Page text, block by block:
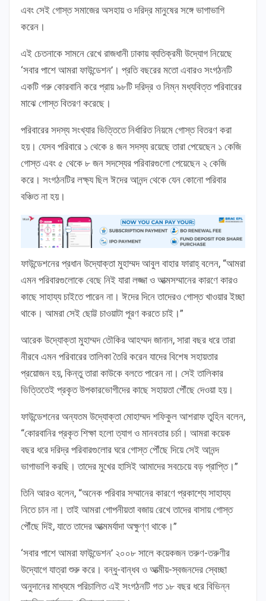
এবং সেই গোস্ত সমাজের অসহায় ও দরিদ্র মানুষের সঙ্গে ভাগাভাগি
করেন।
এই চেতনাকে সামনে রেখে রাজধানী ঢাকায় ব্যতিক্রমী উদ্যোগ নিয়েছে
‘সবার পাশে আমরা ফাউন্ডেশন’। প্রতি বছরের মতো এবারও সংগঠনটি
একটি গরু কোরবানি করে প্রায় ৯৮টি দরিদ্র ও নিম্ন মধ্যবিত্ত পরিবারের
মাঝে গোস্ত বিতরণ করেছে।
পরিবারের সদস্য সংখ্যার ভিত্তিতে নির্ধারিত নিয়মে গোস্ত বিতরণ করা
হয়। যেসব পরিবারে ১ থেকে ৪ জন সদস্য রয়েছে তারা পেয়েছেন ১ কেজি
গোস্ত এবং ৫ থেকে ৮ জন সদস্যের পরিবারগুলো পেয়েছেন ২ কেজি
করে। সংগঠনটির লক্ষ্য ছিল ঈদের আনন্দ থেকে যেন কোনো পরিবার
বঞ্চিত না হয়।
ফাউন্ডেশনের প্রধান উদ্যোক্তা মুহাম্মদ আবুল বাহার ফারাহ্ বলেন, “আমরা
এমন পরিবারগুলোকে বেছে নিই যারা লজ্জা ও আত্মসম্মানের কারণে কারও
কাছে সাহায্য চাইতে পারেন না। ঈদের দিনে তাদেরও গোস্ত খাওয়ার ইচ্ছা
থাকে। আমরা সেই ছোট্ট চাওয়াটা পূরণ করতে চাই।”
আরেক উদ্যোক্তা মুহাম্মদ তৌকির আহম্মদ জানান, সারা বছর ধরে তারা
নীরবে এমন পরিবারের তালিকা তৈরি করেন যাদের বিশেষ সহায়তার
প্রয়োজন হয়, কিন্তু তারা কাউকে বলতে পারেন না। সেই তালিকার
ভিত্তিতেই প্রকৃত উপকারভোগীদের কাছে সহায়তা পৌঁছে দেওয়া হয়।
ফাউন্ডেশনের অন্যতম উদ্যোক্তা মোহাম্মদ শফিকুল আশরাফ তুহিন বলেন,
“কোরবানির প্রকৃত শিক্ষা হলো ত্যাগ ও মানবতার চর্চা। আমরা কয়েক
বছর ধরে দরিদ্র পরিবারগুলোর ঘরে গোস্ত পৌঁছে দিয়ে সেই আনন্দ
ভাগাভাগি করছি। তাদের মুখের হাসিই আমাদের সবচেয়ে বড় প্রাপ্তি।”
তিনি আরও বলেন, “অনেক পরিবার সম্মানের কারণে প্রকাশ্যে সাহায্য
নিতে চান না। তাই আমরা গোপনীয়তা বজায় রেখে তাদের বাসায় গোস্ত
পৌঁছে দিই, যাতে তাদের আত্মমর্যাদা অক্ষুণ্ণ থাকে।”
‘সবার পাশে আমরা ফাউন্ডেশন’ ২০০৮ সালে কয়েকজন তরুণ-তরুণীর
উদ্যোগে যাত্রা শুরু করে। বন্ধু-বান্ধব ও আত্মীয়-স্বজনদের স্বেচ্ছা
অনুদানের মাধ্যমে পরিচালিত এই সংগঠনটি গত ১৮ বছর ধরে বিভিন্ন